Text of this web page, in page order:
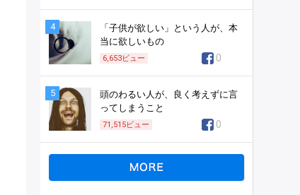
4
「子供が欲しい」という人が、本
当に欲しいもの
6,653ビュー 0
5
頭のわるい人が、良く考えずに言
ってしまうこと
71,515ビュー 0